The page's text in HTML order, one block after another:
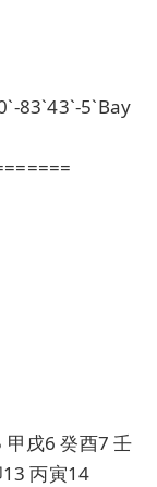
83`43`-5`Bay
戌6 癸酉7 壬
丙寅14